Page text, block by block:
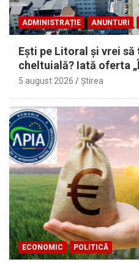
ADMINISTRAȚIE ANUNTURI
Eşti pe Litoral şi vrei
cheltuială? Iată oferta
5 august 2026 Ştirea
ECONOMIC POLITICĂ